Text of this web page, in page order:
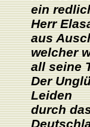
ein
Herr
aus
welcher
all seine
Der
Leiden
durch